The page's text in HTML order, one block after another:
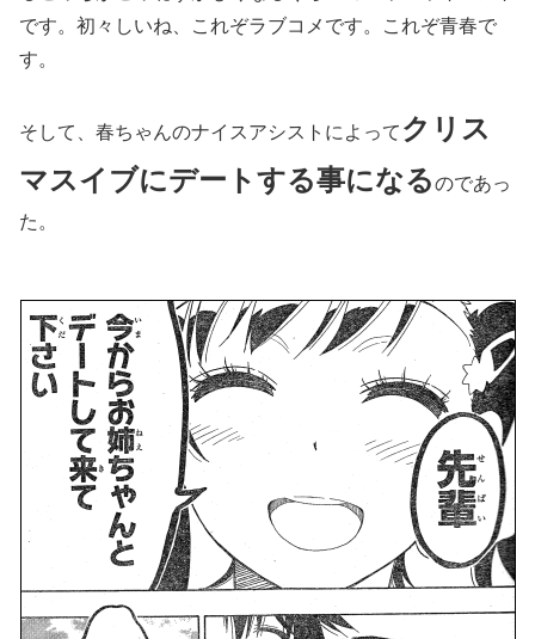
です。初々しいね、これぞラブコメです。これぞ青春で
す。
そして、春ちゃんのナイスアシストによって クリス
マスイブにデートする事になるのであっ
た。